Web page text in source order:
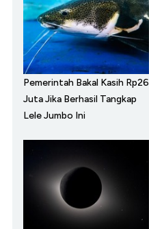
Pemerintah Bakal Kasih Rp26
Juta Jika Berhasil Tangkap
Lele Jumbo Ini